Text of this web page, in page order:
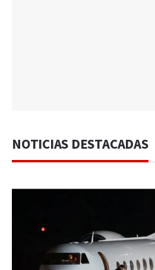
NOTICIAS DESTACADAS